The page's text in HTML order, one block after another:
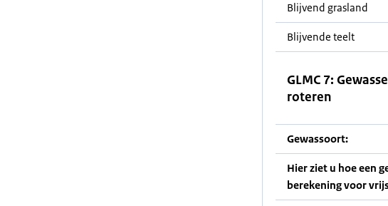
Blijvend grasland
Blijvende teelt
GLMC 7:
roteren
Gewassoort:
Hier ziet u hoe een
berekening voor